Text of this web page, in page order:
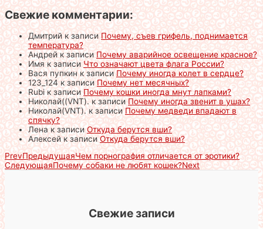
Свежие комментарии:
Дмитрийк записиПочему, съев грифель, поднимается
температура?
Андрейк записиПочему аварийное освещение красное?
Имяк записиЧто означают цвета флага России?
Вася пупкинк записиПочему иногда колет в сердце?
123_124к записи Почему нет месячных?
Rubiк записиПочему кошки иногда мнут лапками?
Николай((VNT).к записиПочему иногда звенит в ушах?
Николай(VNT).к записиПочему медведи впадают в
спячку?
Ленак записиОткуда берутся вши?
Алексейк записиОткуда берутся вши?
PrevПредыдущаяЧем порнография отличается от эротики?
СледующаяПочему собаки не любят кошек?Next
Свежие записи